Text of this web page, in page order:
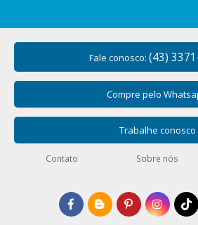
Fale conosco: (43)
Compre pelo
Trabalhe conosco
Contato Sobre nós